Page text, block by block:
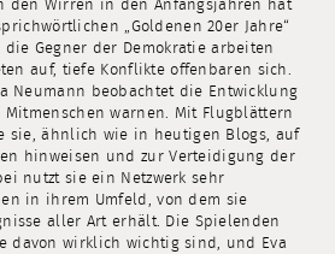
den Wirren in den Anfangsjahren hat
„Goldenen 20er Jahre“
Gegner der Demokratie arbeiten
auf, tiefe Konflikte offenbaren sich.
Neumann beobachtet die Entwicklung
warnen. Mit Flugblättern
sie, ähnlich wie in heutigen Blogs, auf
hinweisen und zur Verteidigung der
nutzt sie ein Netzwerk sehr
in ihrem Umfeld, von dem sie
aller Art erhält. Die Spielenden
davon wirklich wichtig sind, und Eva